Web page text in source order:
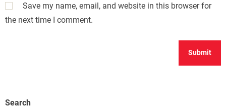
Save my name, email, and website in this browser for
the next time I comment.
Search